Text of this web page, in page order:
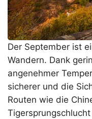
Der September ist
Wandern. Dank
angenehmer
sicherer und die
Routen wie die